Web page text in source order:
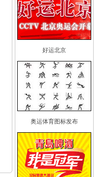
好运北京
奥运体育图标发布